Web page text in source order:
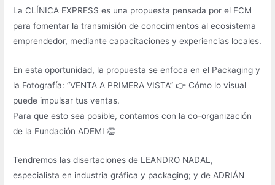
La CLÍNICA EXPRESS es una propuesta pensada por el FCM
para fomentar la transmisión de conocimientos al ecosistema
emprendedor, mediante capacitaciones y experiencias locales.
En esta oportunidad, la propuesta se enfoca en el Packaging y
la Fotografía: “VENTA A PRIMERA VISTA” 👉 Cómo lo visual
puede impulsar tus ventas.
Para que esto sea posible, contamos con la co-organización
de la Fundación ADEMI 👏
Tendremos las disertaciones de LEANDRO NADAL,
especialista en industria gráfica y packaging; y de ADRIÁN